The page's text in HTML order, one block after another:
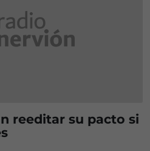
reeditar su pacto si